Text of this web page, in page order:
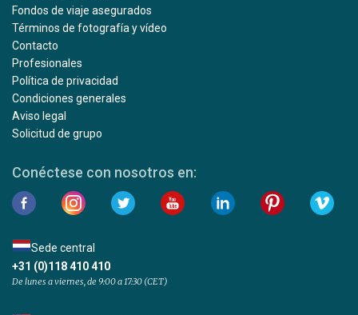
Fondos de viaje asegurados
Términos de fotografía y vídeo
Contacto
Profesionales
Política de privacidad
Condiciones generales
Aviso legal
Solicitud de grupo
Conéctese con nosotros en:
Sede central
+31 (0)118 410 410
De lunes a viernes, de 9:00 a 17:30 (CET)